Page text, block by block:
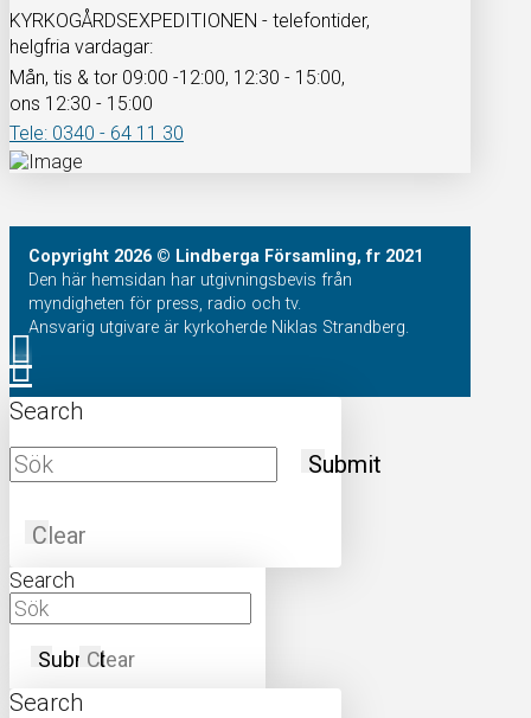
KYRKOGÅRDSEXPEDITIONEN - telefontider,
helgfria vardagar:
Mån, tis & tor 09:00 -12:00, 12:30 - 15:00,
ons 12:30 - 15:00
Tele: 0340 - 64 11 30
Copyright 2026 © Lindberga Församling, fr 2021
Den här hemsidan har utgivningsbevis från
myndigheten för press, radio och tv.
Ansvarig utgivare är kyrkoherde Niklas Strandberg.
Search
Submit
Clear
Search
SubmitClear
Search